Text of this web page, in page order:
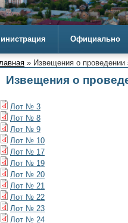
Официально
» Извещения о проведении
Извещения о
Лот № 3
Лот № 8
Лот № 9
Лот № 10
Лот № 17
Лот № 19
Лот № 20
Лот № 21
Лот № 22
Лот № 23
Лот № 24